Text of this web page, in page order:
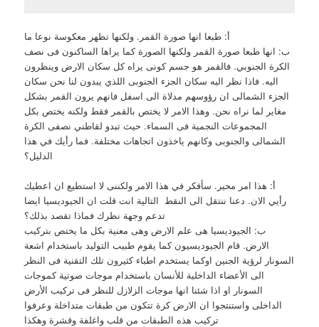
أ: طبعا انها صورة القمر. ولكنها تظهر معكوسة نوعا ما
ب: انها طبعا صورة القمر ولكنها الصورة كما يراها الساكنون فى نصف
الكرة الجنوبي. فالقمر هو جسم كونى يراه كل سكان الارض وينظرون
اليه. فاذا نظر اليه سكان الجزء الجنوبى اللذي يبدون لنا نحن سكان
الجزء الشمالى ان رؤوسهم مدلاة الى اسفل فانهم يرون القمر بشكل
مغاير لما نراه نحن. وهذا الامر لا يختص بالقمر فقط ولكنه يختص بكل
المجموعات النجمية فى السماء. حيث تبدو لقاطني نصفى الكرة
الشمالى والجنوبى وكانهم ياخذون اتجاهات مختلفة. فما رأيك في هذا
الدليل؟
أ: هذا امر محير. سأفكر في هذا الامر ولكننى لا استطيع ان اعطيك
رأيي الان. دعنا ننتقل الى النقط التالية انت قلت ان الجيوديسيا ايضا
تدعم وجهة نظرك فماذا تقصد بذلك؟
ب: الجيوديسيا هى علم الارض وهى معنية بكل ما يختص بتركيب
الارض. قام الجيوديسيون كما يقوم طبيب التوليد باستخدام اشعة
السونار لرؤية الجنين اوكما يستخدم اطباء كثيرون تلك التقنية فى النظر
الى الأعضاء الداخلية للأنسان باستخدام موجات صوتية كموجات
السونار او اذا شئنا انها موجات الزلازل للنظر فى تركيب الأرض
الداخلى واستنتجوا ان الارض كرة تتكون من طبقات متداخلة وعرفوا
تركيب هذه الطبقات من قلب واغلفة وقشرة وهكذا